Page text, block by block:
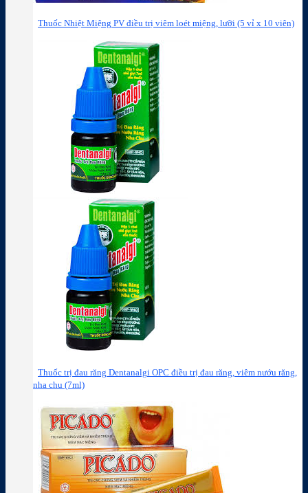
Thuốc Nhiệt Miệng PV điều trị viêm loét miệng, lưỡi (5 vỉ x 10 viên)
Thuốc trị đau răng Dentanalgi OPC điều trị đau răng, viêm nướu răng,
nha chu (7ml)